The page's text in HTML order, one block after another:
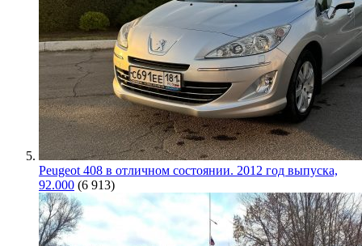
Peugeot 408 в отличном состоянии. 2012 год выпуска,
92.000 (6 913)